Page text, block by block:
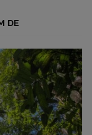
DE